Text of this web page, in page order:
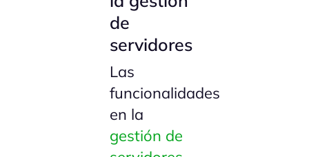
de
servidores
Las
funcionalidades
en la
gestión de